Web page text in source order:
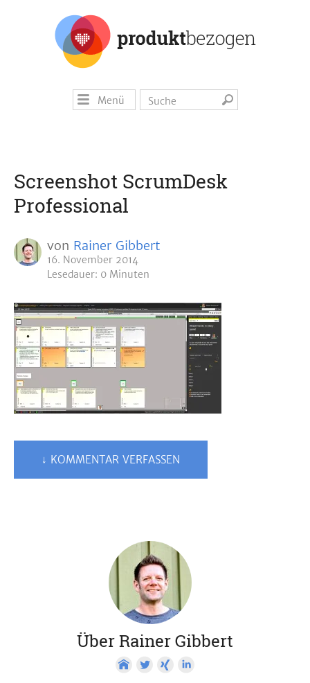
Menü
Screenshot ScrumDesk
Professional
von Rainer Gibbert
16. November 2014
Lesedauer: 0 Minuten
↓ KOMMENTAR VERFASSEN
Über Rainer Gibbert